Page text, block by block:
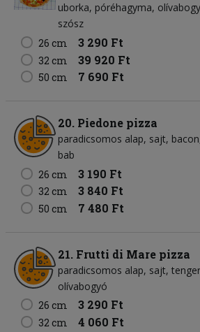
uborka póréhagyma
szósz
26 cm
3 290 Ft
32 cm 39 920 Ft
50 cm 7 690 Ft
20. Piedone pizza
paradicsomos alap sajt bacon
bab
26 cm
3 190 Ft
32 cm 3 840 Ft
50 cm 7 480 Ft
21. Frutti di Mare pizza
paradicsomos alap sajt
olívabogyó
26 cm
3 290 Ft
32 cm
4 060 Ft